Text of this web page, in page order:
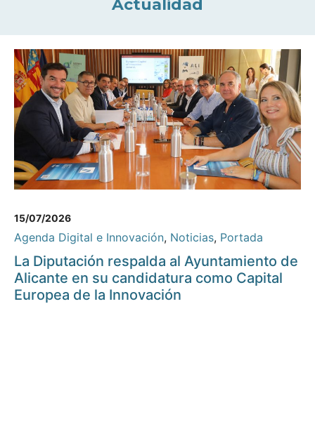
Actualidad
15/07/2026
Agenda Digital e Innovación, Noticias, Portada
La Diputación respalda al Ayuntamiento de
Alicante en su candidatura como Capital
Europea de la Innovación